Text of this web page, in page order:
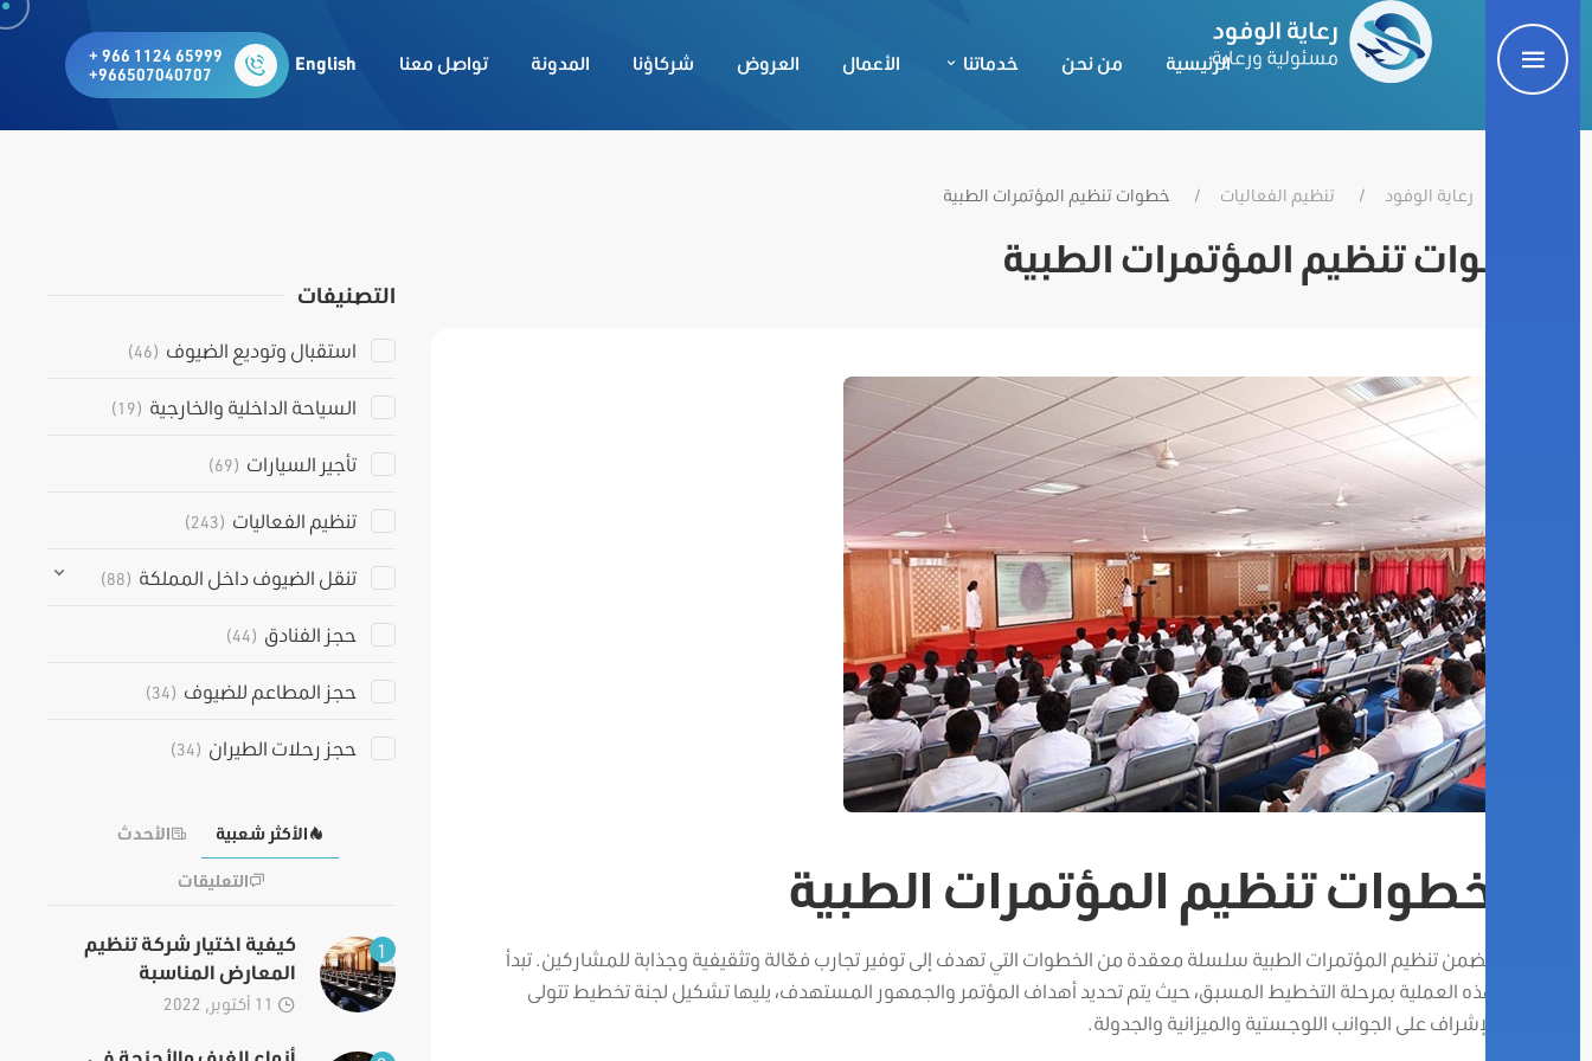
الرئيسية من نحن خدماتنا الأعمال العروض شركاؤنا المدونة تواصل معنا English
+ 966 1124 65999
+966507040707
رعاية الوفود تنظيم الفعاليات خطوات تنظيم المؤتمرات الطبية
خطوات تنظيم المؤتمرات الطبية
خطوات تنظيم المؤتمرات الطبية
يتضمن تنظيم المؤتمرات الطبية سلسلة معقدة من الخطوات التي تهدف إلى توفير تجارب فعّالة وتثقيفية وجذابة للمشاركين. تبدأ
هذه العملية بمرحلة التخطيط المسبق، حيث يتم تحديد أهداف المؤتمر والجمهور المستهدف، يليها تشكيل لجنة تخطيط تتولى
الإشراف على الجوانب اللوجستية والميزانية والجدولة.
التصنيفات
استقبال وتوديع الضيوف (46)
السياحة الداخلية والخارجية (19)
تأجير السيارات (69)
تنظيم الفعاليات (243)
تنقل الضيوف داخل المملكة (88)
حجز الفنادق (44)
حجز المطاعم للضيوف (34)
حجز رحلات الطيران (34)
الأكثر شعبية الأحدث
التعليقات
1
كيفية اختيار شركة تنظيم
المعارض المناسبة